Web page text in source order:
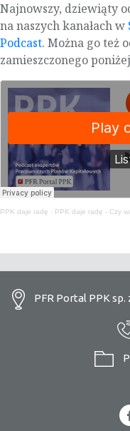
Najnowszy, dziewiąty
na naszych kanałach w
Podcast. Można go też
zamieszczonego
PPK daje radę · PPK daje radę - Czy
PFR Portal PPK sp.